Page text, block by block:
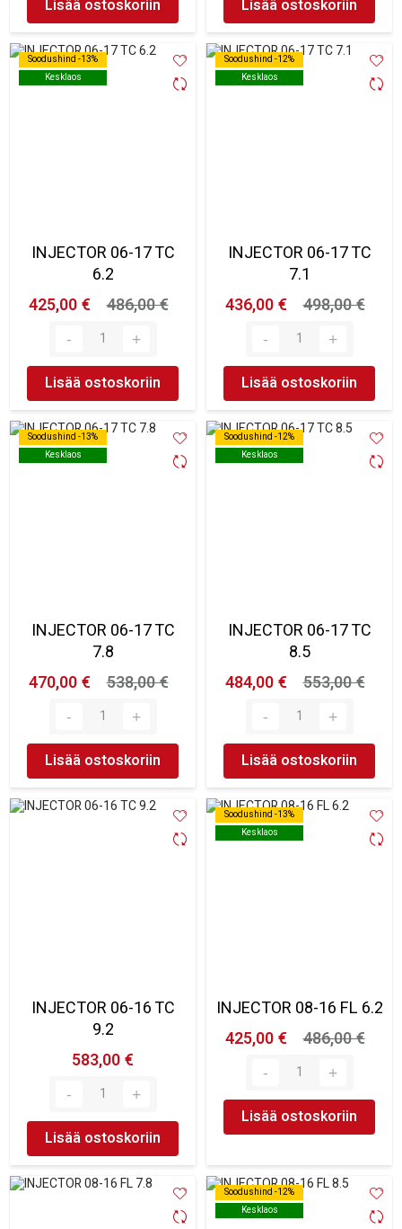
Lisää ostoskoriin Lisää ostoskoriin
Soodushind -13%
Kesklaos
Soodushind -13%
Kesklaos
INJECTOR 06-17 TC
6.2
425,00 €
486,00 €
Lisää ostoskoriin
Soodushind -12%
Kesklaos
Soodushind -12%
Kesklaos
INJECTOR 06-17 TC
7.1
436,00 €
498,00 €
Lisää ostoskoriin
Soodushind -13%
Kesklaos
Soodushind -13%
Kesklaos
INJECTOR 06-17 TC
7.8
470,00 €
538,00 €
Lisää ostoskoriin
Soodushind -12%
Kesklaos
Soodushind -12%
Kesklaos
INJECTOR 06-17 TC
8.5
484,00 €
553,00 €
Lisää ostoskoriin
INJECTOR 06-16 TC
9.2
583,00 €
Lisää ostoskoriin
Soodushind -13%
Kesklaos
Soodushind -13%
Kesklaos
INJECTOR 08-16 FL 6.2
425,00 €
486,00 €
Lisää ostoskoriin
Soodushind -12%
Kesklaos
Soodushind -12%
Kesklaos